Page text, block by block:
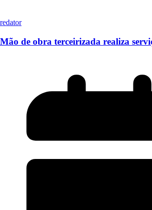
redator
Mão de obra terceirizada realiza